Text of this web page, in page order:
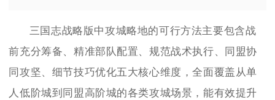
三国志战略版中攻城略地的可行方法主要包含战
前充分筹备、精准部队配置、规范战术执行、同盟协
同攻坚、细节技巧优化五大核心维度，全面覆盖从单
人低阶城到同盟高阶城的各类攻城场景，能有效提升